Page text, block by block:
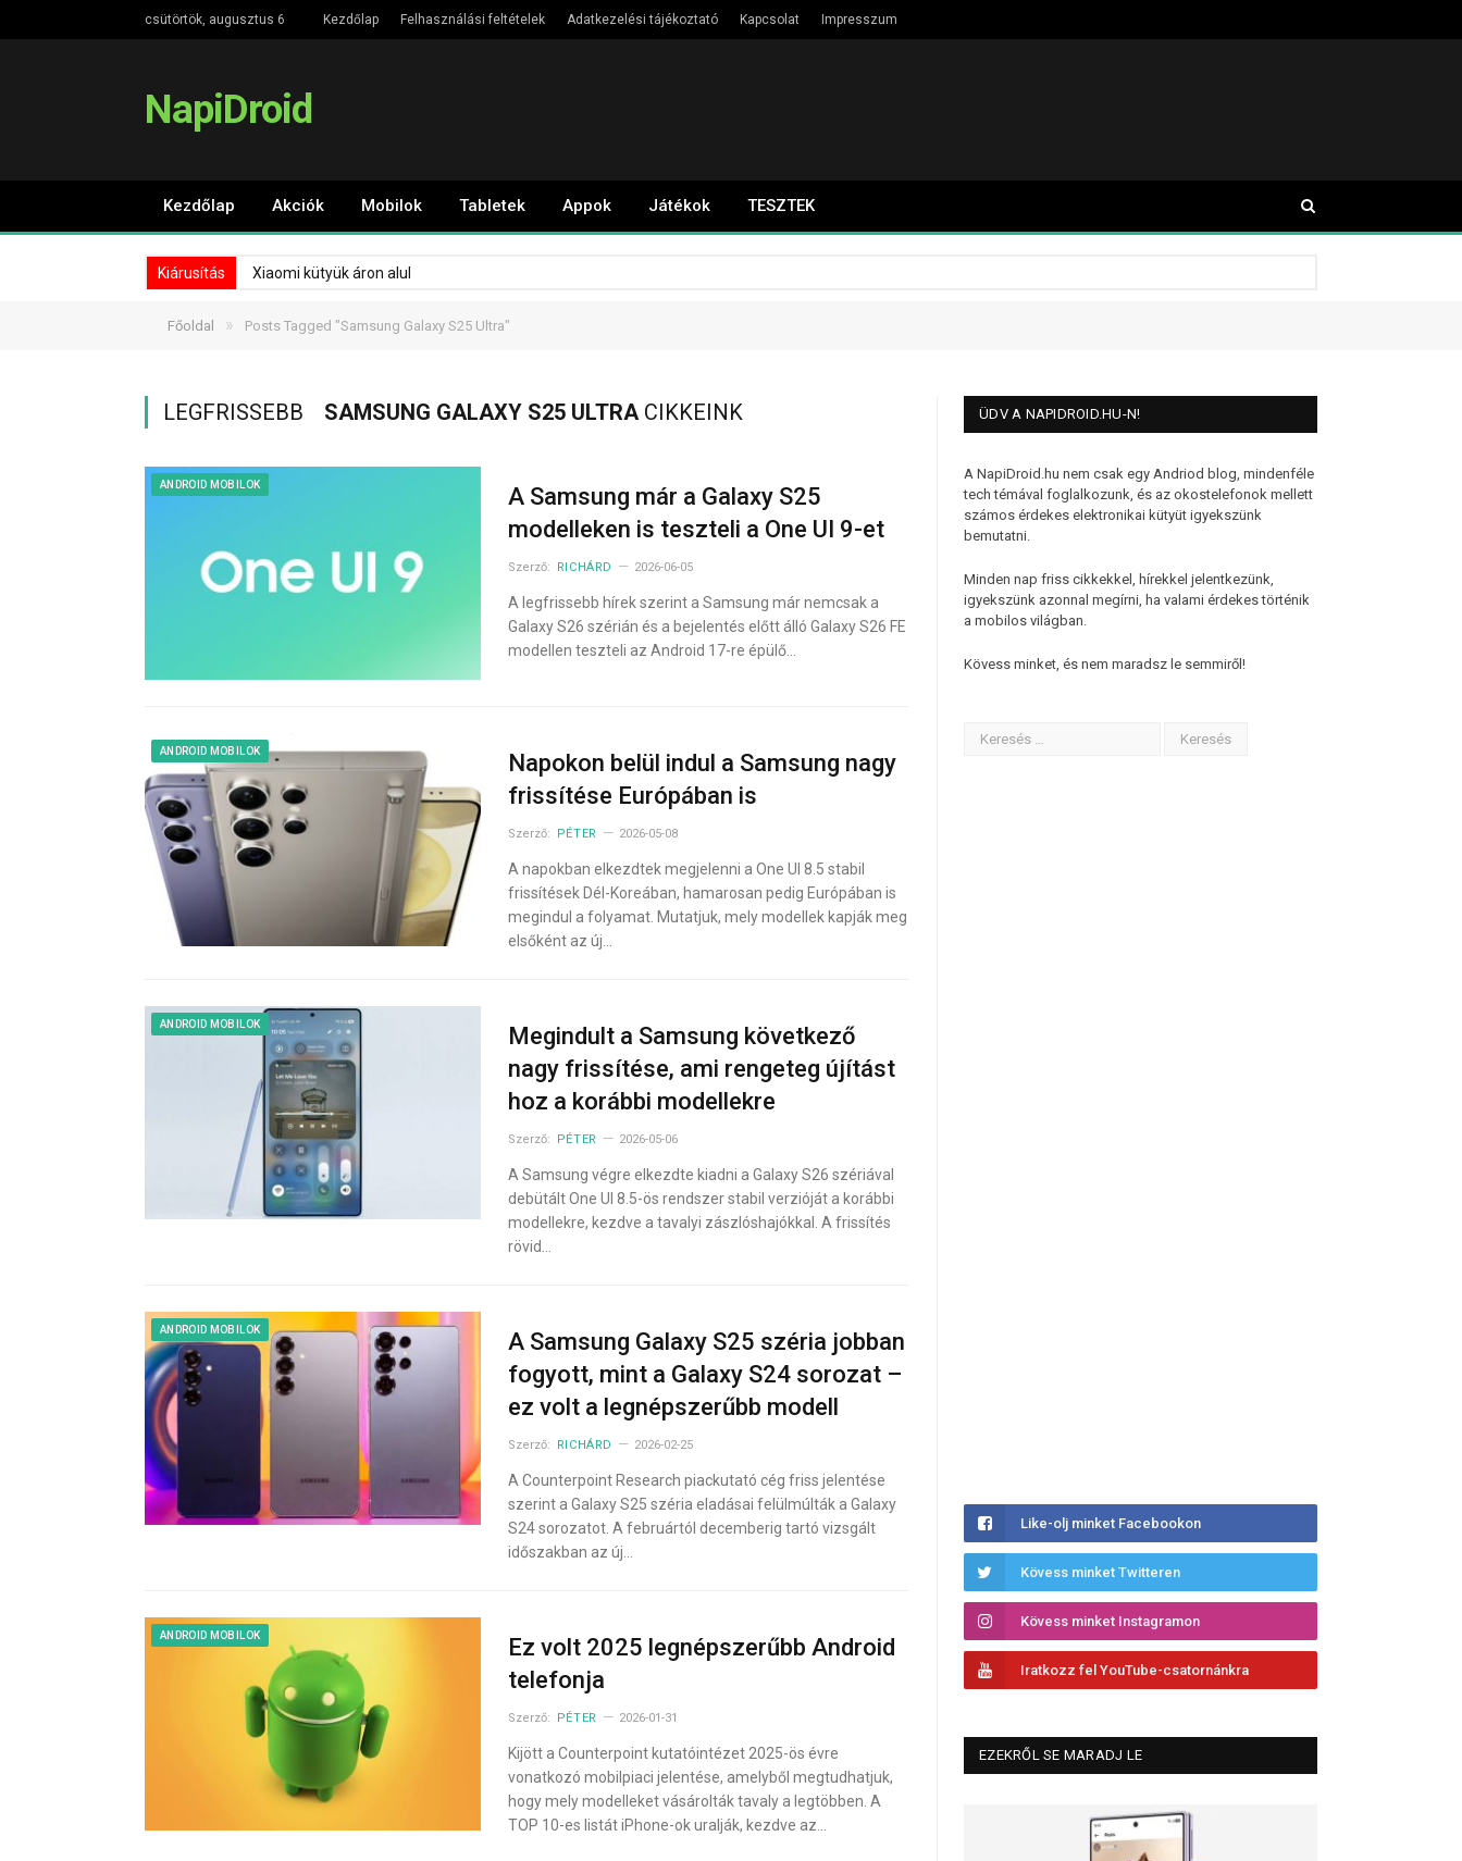
csütörtök, augusztus 6 Kezdőlap Felhasználási feltételek Adatkezelési tájékoztató Kapcsolat Impresszum
NapiDroid
Kezdőlap Akciók Mobilok Tabletek Appok Játékok TESZTEK
Kiárusítás Xiaomi kütyük áron alul
Főoldal » Posts Tagged "Samsung Galaxy S25 Ultra"
LEGFRISSEBB SAMSUNG GALAXY S25 ULTRACIKKEINK
ANDROID MOBILOK
A Samsung már a Galaxy S25
modelleken is teszteli a One UI 9-et
Szerző: RICHÁRD 2026-06-05
A legfrissebb hírek szerint a Samsung már nemcsak a
Galaxy S26 szérián és a bejelentés előtt álló Galaxy S26 FE
modellen teszteli az Android 17-re épülő…
ANDROID MOBILOK
Napokon belül indul a Samsung nagy
frissítése Európában is
Szerző: PÉTER 2026-05-08
A napokban elkezdtek megjelenni a One UI 8.5 stabil
frissítések Dél-Koreában, hamarosan pedig Európában is
megindul a folyamat. Mutatjuk, mely modellek kapják meg
elsőként az új…
ANDROID MOBILOK
Megindult a Samsung következő
nagy frissítése, ami rengeteg újítást
hoz a korábbi modellekre
Szerző: PÉTER 2026-05-06
A Samsung végre elkezdte kiadni a Galaxy S26 szériával
debütált One UI 8.5-ös rendszer stabil verzióját a korábbi
modellekre, kezdve a tavalyi zászlóshajókkal. A frissítés
rövid…
ANDROID MOBILOK
A Samsung Galaxy S25 széria jobban
fogyott, mint a Galaxy S24 sorozat –
ez volt a legnépszerűbb modell
Szerző: RICHÁRD 2026-02-25
A Counterpoint Research piackutató cég friss jelentése
szerint a Galaxy S25 széria eladásai felülmúlták a Galaxy
S24 sorozatot. A februártól decemberig tartó vizsgált
időszakban az új…
ANDROID MOBILOK
Ez volt 2025 legnépszerűbb Android
telefonja
Szerző: PÉTER 2026-01-31
Kijött a Counterpoint kutatóintézet 2025-ös évre
vonatkozó mobilpiaci jelentése, amelyből megtudhatjuk,
hogy mely modelleket vásárolták tavaly a legtöbben. A
TOP 10-es listát iPhone-ok uralják, kezdve az…
ÜDV A NAPIDROID.HU-N!
A NapiDroid.hu nem csak egy Andriod blog, mindenféle
tech témával foglalkozunk, és az okostelefonok mellett
számos érdekes elektronikai kütyüt igyekszünk
bemutatni.
Minden nap friss cikkekkel, hírekkel jelentkezünk,
igyekszünk azonnal megírni, ha valami érdekes történik
a mobilos világban.
Kövess minket, és nem maradsz le semmiről!
Like-olj minket Facebookon
Kövess minket Twitteren
Kövess minket Instagramon
Iratkozz fel YouTube-csatornánkra
EZEKRŐL SE MARADJ LE